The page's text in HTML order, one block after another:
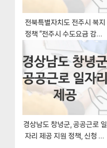
전북특별자치도 전주시 복지
정책 “전주시 수도요금 감면”
수도행정과 – 신청 자격과 조
건
경상남도 창녕군, 공공근로 일
자리 제공 지원 정책, 신청 구